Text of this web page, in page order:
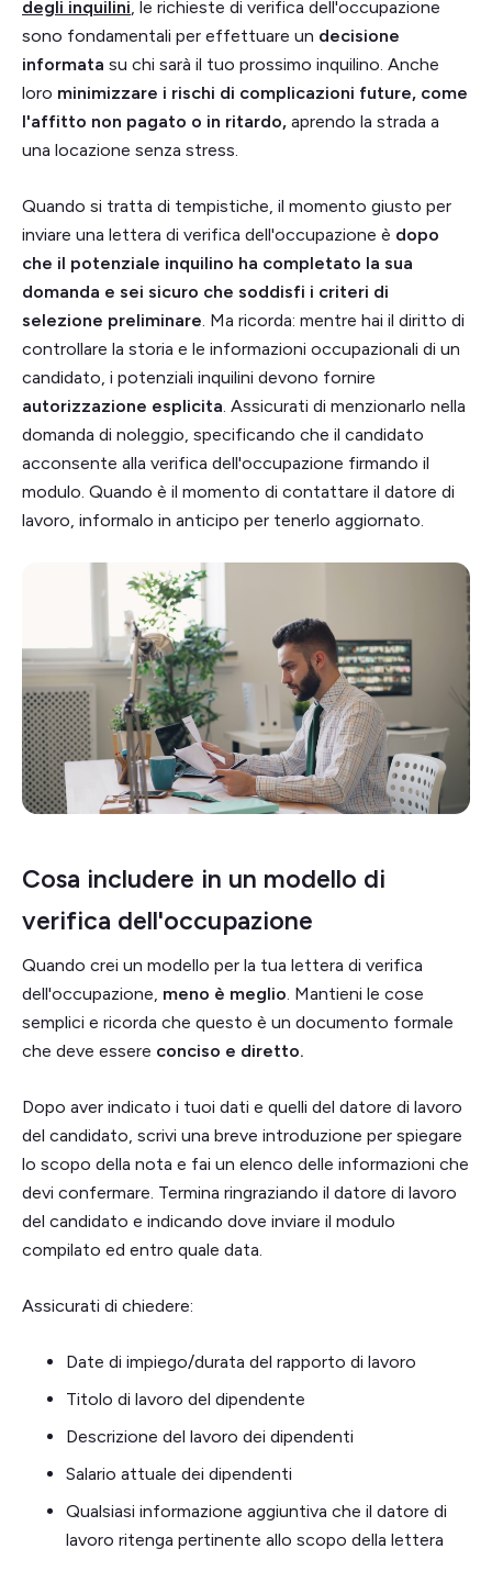
degli inquilini , le richieste di verifica dell'occupazione
sono fondamentali per effettuare un decisione
informata su chi sarà il tuo prossimo inquilino. Anche
loro minimizzare i rischi di complicazioni future, come
l'affitto non pagato o in ritardo, aprendo la strada a
una locazione senza stress.
Quando si tratta di tempistiche, il momento giusto per
inviare una lettera di verifica dell'occupazione è dopo
che il potenziale inquilino ha completato la sua
domanda e sei sicuro che soddisfi i criteri di
selezione preliminare . Ma ricorda: mentre hai il diritto di
controllare la storia e le informazioni occupazionali di un
candidato, i potenziali inquilini devono fornire
autorizzazione esplicita . Assicurati di menzionarlo nella
domanda di noleggio, specificando che il candidato
acconsente alla verifica dell'occupazione firmando il
modulo. Quando è il momento di contattare il datore di
lavoro, informalo in anticipo per tenerlo aggiornato.
Cosa includere in un modello di
verifica dell'occupazione
Quando crei un modello per la tua lettera di verifica
dell'occupazione, meno è meglio. Mantieni le cose
semplici e ricorda che questo è un documento formale
che deve essere conciso e diretto.
Dopo aver indicato i tuoi dati e quelli del datore di lavoro
del candidato, scrivi una breve introduzione per spiegare
lo scopo della nota e fai un elenco delle informazioni che
devi confermare. Termina ringraziando il datore di lavoro
del candidato e indicando dove inviare il modulo
compilato ed entro quale data.
Assicurati di chiedere:
Date di impiego/durata del rapporto di lavoro
Titolo di lavoro del dipendente
Descrizione del lavoro dei dipendenti
Salario attuale dei dipendenti
Qualsiasi informazione aggiuntiva che il datore di
lavoro ritenga pertinente allo scopo della lettera